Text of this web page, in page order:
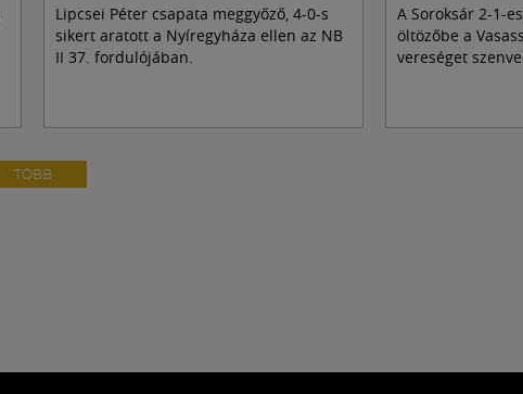
Lipcsei Péter csapata meggyőző, 4-0-s
sikert aratott a Nyíregyháza ellen az NB
II 37. fordulójában.
A Soroksár 2-1-
öltözőbe a
vereséget
TÖBB